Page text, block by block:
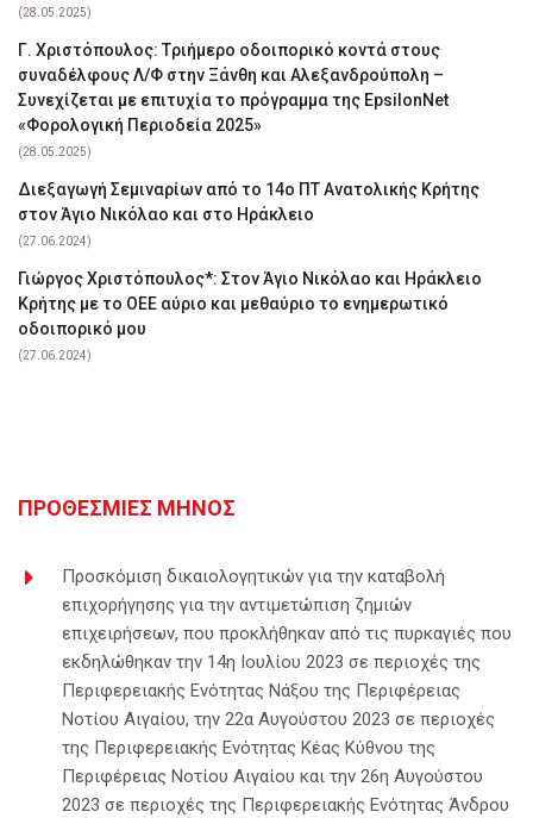
(28.05.2025)
Γ. Χριστόπουλος: Tριήμερο οδοιπορικό κοντά στους
συναδέλφους Λ/Φ στην Ξάνθη και Αλεξανδρούπολη –
Συνεχίζεται με επιτυχία το πρόγραμμα της EpsilonNet
«Φορολογική Περιοδεία 2025»
(28.05.2025)
Διεξαγωγή Σεμιναρίων από το 14ο ΠΤ Ανατολικής Κρήτης
στον Άγιο Νικόλαο και στο Ηράκλειο
(27.06.2024)
Γιώργος Χριστόπουλος*: Στον Άγιο Νικόλαο και Ηράκλειο
Κρήτης με το ΟΕΕ αύριο και μεθαύριο το ενημερωτικό
οδοιπορικό μου
(27.06.2024)
ΠΡΟΘΕΣΜΙΕΣ ΜΗΝΟΣ
Προσκόμιση δικαιολογητικών για την καταβολή
επιχορήγησης για την αντιμετώπιση ζημιών
επιχειρήσεων, που προκλήθηκαν από τις πυρκαγιές που
εκδηλώθηκαν την 14η Ιουλίου 2023 σε περιοχές της
Περιφερειακής Ενότητας Νάξου της Περιφέρειας
Νοτίου Αιγαίου, την 22α Αυγούστου 2023 σε περιοχές
της Περιφερειακής Ενότητας Κέας Κύθνου της
Περιφέρειας Νοτίου Αιγαίου και την 26η Αυγούστου
2023 σε περιοχές της Περιφερειακής Ενότητας Άνδρου